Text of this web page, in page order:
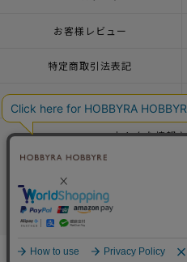
お客様レビュー
特定商取引法表記
おトクな情報
© 2026 HOBBYRA HOBBYRE